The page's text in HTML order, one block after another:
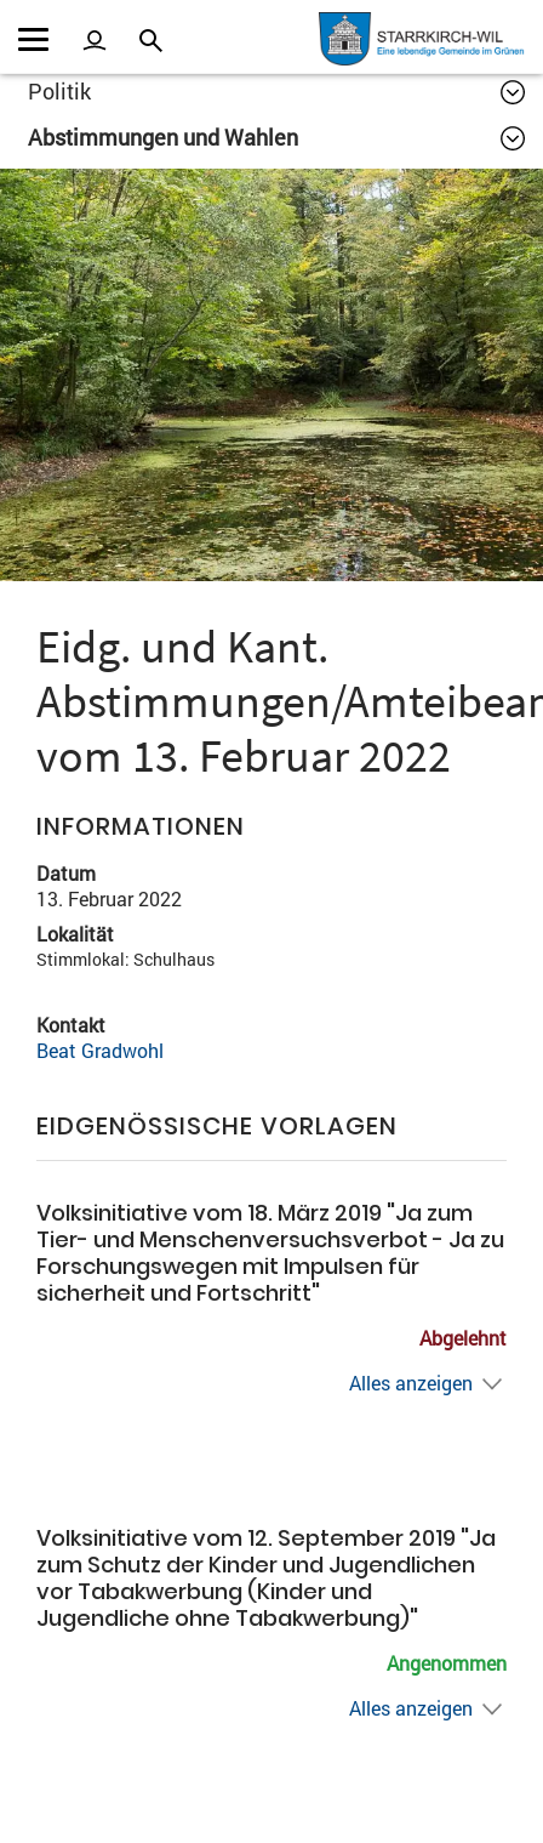
Kopfzeile
Inhalt
Politik
Abstimmungen und Wahlen
Eidg. und Kant.
Abstimmungen/
vom 13. Februar 2022
INFORMATIONEN
Datum
13. Februar 2022
Lokalität
Stimmlokal: Schulhaus
Kontakt
Beat Gradwohl
EIDGENÖSSISCHE VORLAGEN
Volksinitiative vom 18. März 2019 "Ja zum
Tier- und Menschenversuchsverbot - Ja zu
Forschungswegen mit Impulsen für
sicherheit und Fortschritt"
Abgelehnt
Alles anzeigen
Volksinitiative vom 12. September 2019 "Ja
zum Schutz der Kinder und Jugendlichen
vor Tabakwerbung (Kinder und
Jugendliche ohne Tabakwerbung)"
Angenommen
Alles anzeigen